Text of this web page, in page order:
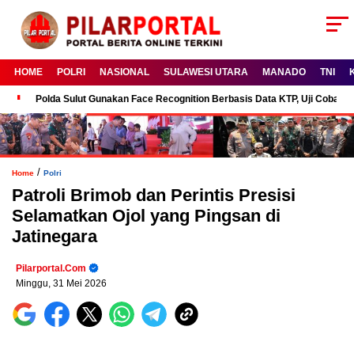
HOME POLRI NASIONAL SULAWESI UTARA MANADO TNI
Polda Sulut Gunakan Face Recognition Berbasis Data KTP, Uji Coba
Home / Polri
Patroli Brimob dan Perintis Presisi
Selamatkan Ojol yang Pingsan di
Jatinegara
Pilarportal.com
Minggu, 31 Mei 2026